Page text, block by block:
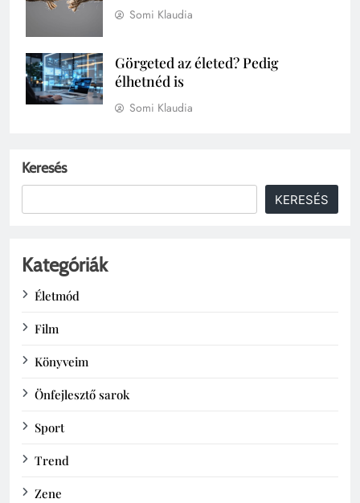
Somi Klaudia
Görgeted az életed? Pedig
élhetnéd is
Somi Klaudia
Keresés
KERESÉS
Kategóriák
Életmód
Film
Könyveim
Önfejlesztő sarok
Sport
Trend
Zene